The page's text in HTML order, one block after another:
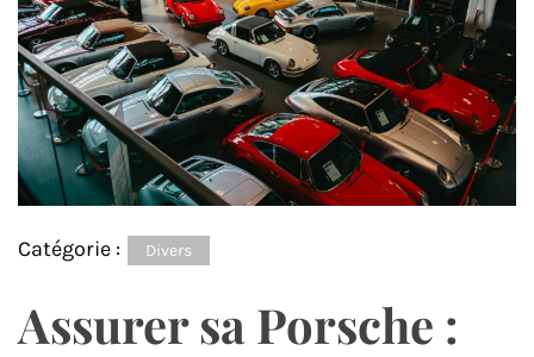
Catégorie : Divers
Assurer sa Porsche :